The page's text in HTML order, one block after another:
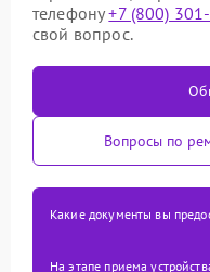
телефону+7 (800)
свой вопрос.
Вопросы по
Какие документы вы
На этапе приема